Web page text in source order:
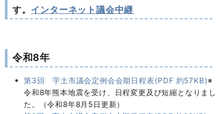
す。 インターネット議会中継
令和8年
第3回 宇土市議会定例会会期日程表(PDF 約57KB)※
令和8年熊本地震を受け、日程変更及び短縮となりまし
た。（令和8年8月5日更新）